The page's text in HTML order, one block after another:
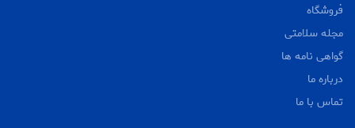
فروشگاه
مجله سلامتی
گواهی نامه ها
درباره ما
تماس با ما